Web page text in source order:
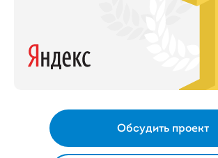
Обсудить проект